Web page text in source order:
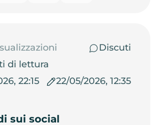
Discuti
di lettura
22:15
22/05/2026, 12:35
sui social